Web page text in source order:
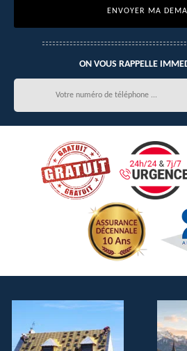
ON VOUS RAPPELLE